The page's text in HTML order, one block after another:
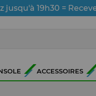
19h30 =
ACCESSOIRES